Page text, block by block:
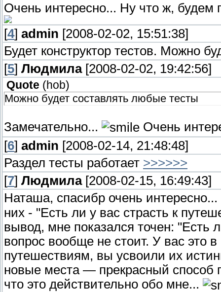
Очень интересно... Ну что ж, будем
[4] admin [2008-02-02, 15:51:38]
Будет конструктор тестов. Можно
[5] Людмила[2008-02-02, 19:42:56]
Quote (hob)
Можно будет составлять любые тесты
Замечательно...
Очень
[6] admin [2008-02-14, 21:48:48]
Раздел тесты работает >>>>>>
[7] Людмила[2008-02-15, 16:49:43]
Наташа, спасибр очень интересно...
них - "Есть ли у вас страсть к
вывод, мне показался точен: "Есть
вопрос вообще не стоит. У вас это
путешествиям, вы усвоили их
новые места — прекрасный способ
что это действительно обо мне...